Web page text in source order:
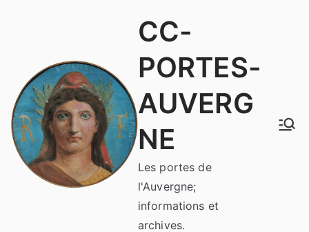
CC-
PORTES-
AUVERG
NE
Les portes de
l'Auvergne;
informations et
archives.